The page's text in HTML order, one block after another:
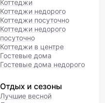
Коттеджи
Коттеджи недорого
Коттеджи посуточно
Коттеджи недорого
посуточно
Коттеджи в центре
Гостевые дома
Гостевые дома недорого
Отдых и сезоны
Лучшие весной